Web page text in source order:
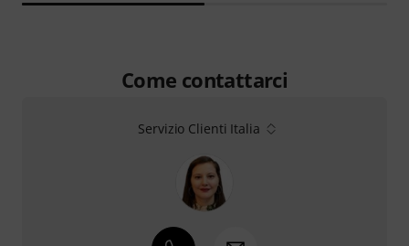
Come contattarci
Servizio Clienti Italia